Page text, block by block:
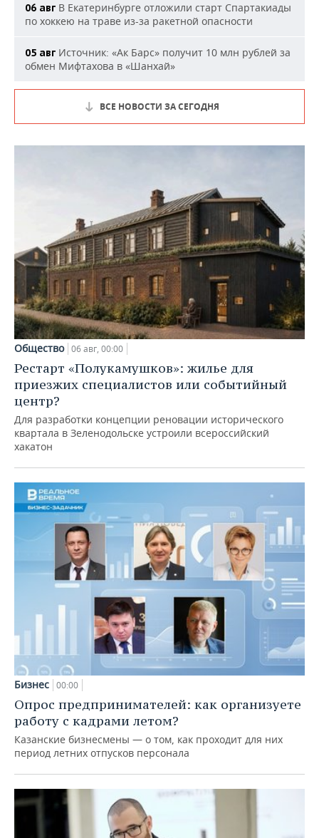
06 авг В Екатеринбурге отложили старт Спартакиады
по хоккею на траве из-за ракетной опасности
05 авг Источник: «Ак Барс» получит 10 млн рублей за
обмен Мифтахова в «Шанхай»
ВСЕ НОВОСТИ ЗА СЕГОДНЯ
Общество 06 авг, 00:00
Рестарт «Полукамушков»: жилье для
приезжих специалистов или событийный
центр?
Для разработки концепции реновации исторического
квартала в Зеленодольске устроили всероссийский
хакатон
Бизнес 00:00
Опрос предпринимателей: как организуете
работу с кадрами летом?
Казанские бизнесмены — о том, как проходит для них
период летних отпусков персонала